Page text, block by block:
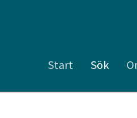
Start Sök